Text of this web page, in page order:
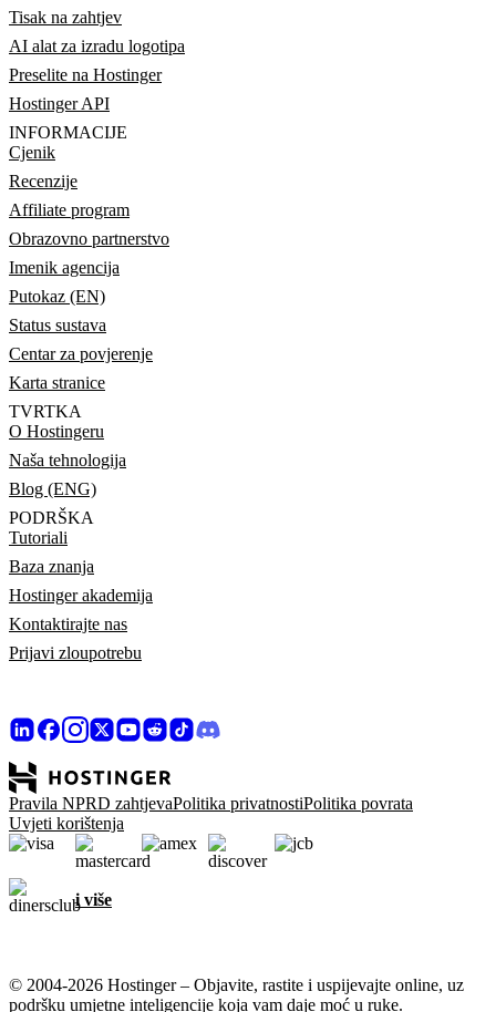
Tisak na zahtjev
AI alat za izradu logotipa
Preselite na Hostinger
Hostinger API
INFORMACIJE
Cjenik
Recenzije
Affiliate program
Obrazovno partnerstvo
Imenik agencija
Putokaz (EN)
Status sustava
Centar za povjerenje
Karta stranice
TVRTKA
O Hostingeru
Naša tehnologija
Blog (ENG)
PODRŠKA
Tutoriali
Baza znanja
Hostinger akademija
Kontaktirajte nas
Prijavi zloupotrebu
Pravila NPRD zahtjevaPolitika privatnostiPolitika povrata
Uvjeti korištenja
i više
© 2004-2026 Hostinger – Objavite, rastite i uspijevajte online, uz
podršku umjetne inteligencije koja vam daje moć u ruke.